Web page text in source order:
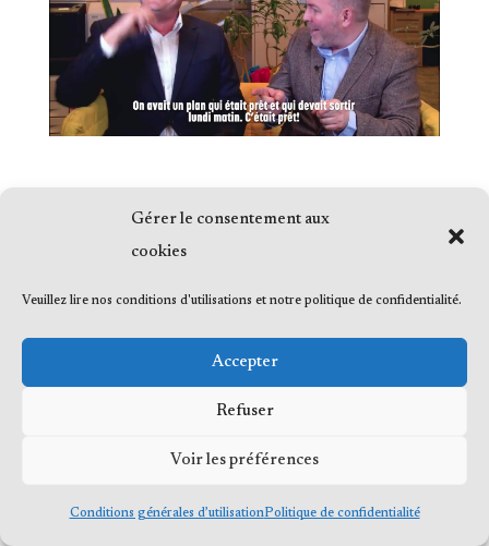
Gérer le consentement aux
cookies
Veuillez lire nos conditions d'utilisations et notre politique de confidentialité.
Accepter
Refuser
Voir les préférences
Conditions générales d’utilisationPolitique de confidentialité
© 2023 Me Frédéric Bérard, tous droits
réservés